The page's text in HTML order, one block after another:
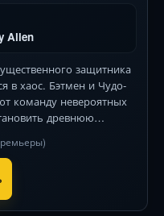
Allen
защитника
в хаос. Бэтмен и Чудо-
команду невероятных
древнюю